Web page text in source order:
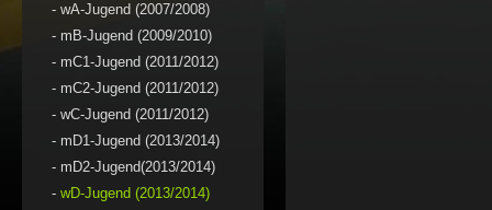
- wA-Jugend (2007/2008)
- mB-Jugend (2009/2010)
- mC1-Jugend (2011/2012)
- mC2-Jugend (2011/2012)
- wC-Jugend (2011/2012)
- mD1-Jugend (2013/2014)
- mD2-Jugend(2013/2014)
- wD-Jugend (2013/2014)